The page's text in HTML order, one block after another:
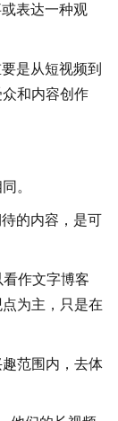
表达一种观
是从短视频到
和内容创作
。
的内容，是可
作文字博客
为主，只是在
范围内，去体